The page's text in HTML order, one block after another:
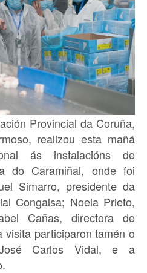
Provincial da Coruña,
realizou esta mañá
ás instalacións de
do Caramiñal, onde foi
Simarro, presidente da
Congalsa; Noela Prieto,
Cañas, directora de
visita participaron tamén o
Carlos Vidal, e a